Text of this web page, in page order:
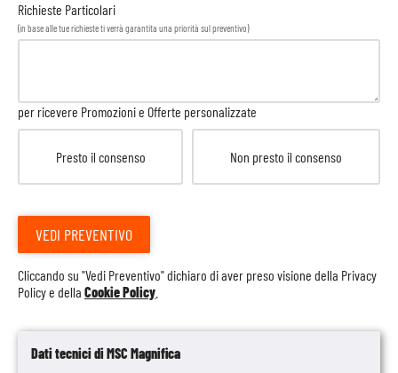
Dati tecnici di MSC Magnifica
Richieste Particolari
(in base alle tue richieste ti verrà garantita una priorità sul preventivo)
per ricevere Promozioni e Offerte personalizzate
Presto il consenso Non presto il consenso
VEDI PREVENTIVO
Cliccando su "Vedi Preventivo" dichiaro di aver preso visione della Privacy
Policye della Cookie Policy